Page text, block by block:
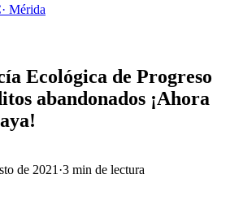
· Mérida
Ecológica de Progreso
abandonados ¡Ahora
de 2021 ·3 min de lectura